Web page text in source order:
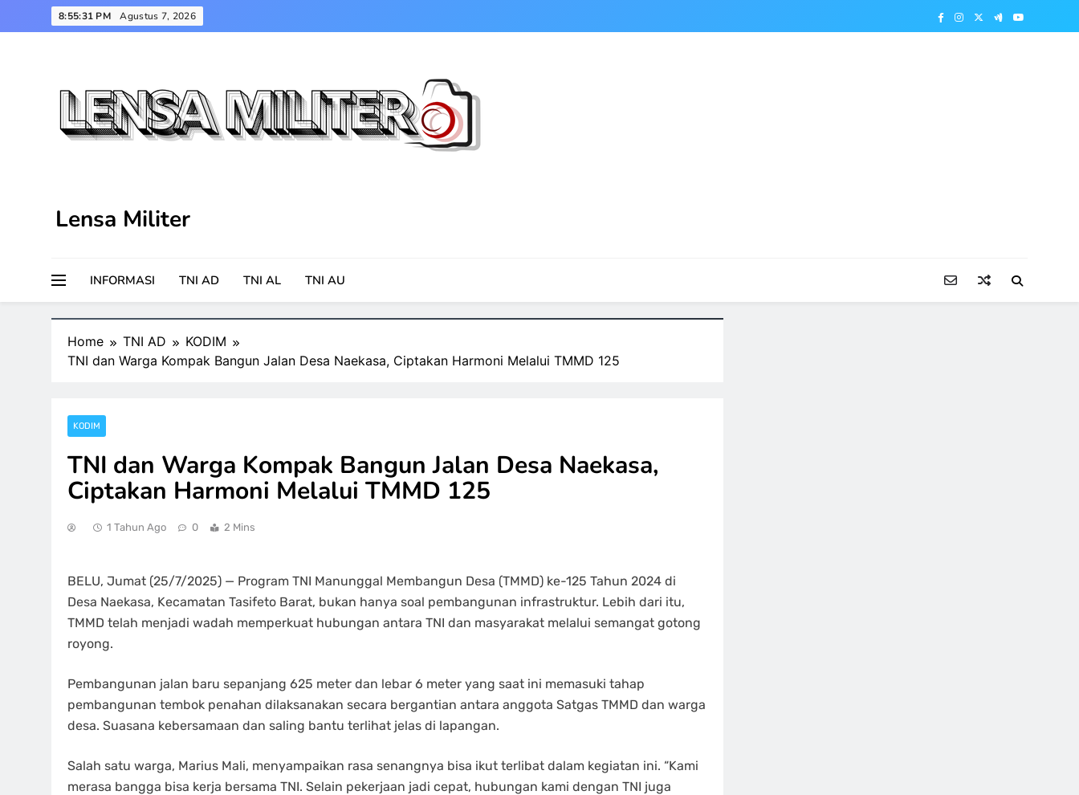
to
8:55:32 PM Agustus 7, 2026
Lensa Militer
INFORMASI TNI AD TNI AL TNI AU
Home TNI AD
KODIM
TNI dan Warga Kompak Bangun Jalan Desa Naekasa, Ciptakan Harmoni Melalui TMMD 125
KODIM
TNI dan Warga Kompak Bangun Jalan Desa Naekasa,
Ciptakan Harmoni Melalui TMMD 125
1 Tahun Ago 0 2 Mins
BELU, Jumat (25/7/2025) — Program TNI Manunggal Membangun Desa (TMMD) ke-125 Tahun 2024 di
Desa Naekasa, Kecamatan Tasifeto Barat, bukan hanya soal pembangunan infrastruktur. Lebih dari itu,
TMMD telah menjadi wadah memperkuat hubungan antara TNI dan masyarakat melalui semangat gotong
royong.
Pembangunan jalan baru sepanjang 625 meter dan lebar 6 meter yang saat ini memasuki tahap
pembangunan tembok penahan dilaksanakan secara bergantian antara anggota Satgas TMMD dan warga
desa. Suasana kebersamaan dan saling bantu terlihat jelas di lapangan.
Salah satu warga, Marius Mali, menyampaikan rasa senangnya bisa ikut terlibat dalam kegiatan ini. “Kami
merasa bangga bisa kerja bersama TNI. Selain pekerjaan jadi cepat, hubungan kami dengan TNI juga